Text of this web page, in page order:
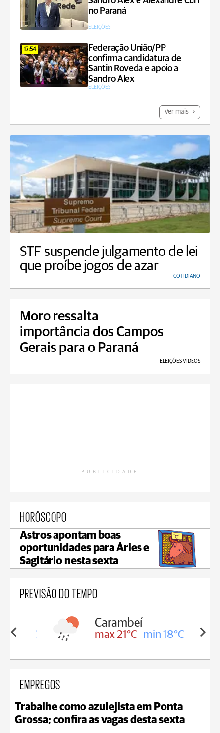
no Paraná
ELEIÇÕES
17:54
Federação União/PP
confirma candidatura de
Santin Roveda e apoio a
Sandro Alex
ELEIÇÕES
Ver mais
STF suspende julgamento de lei
que proíbe jogos de azar
COTIDIANO
Moro ressalta
importância dos Campos
Gerais para o Paraná
ELEIÇÕES VÍDEOS
PUBLICIDADE
HORÓSCOPO
Astros apontam boas
oportunidades para Áries e
Sagitário nesta sexta
PREVISÃO DO TEMPO
18°C
Carambeí
max 21°C min 18°C
EMPREGOS
Trabalhe como azulejista em Ponta
Grossa; confira as vagas desta sexta